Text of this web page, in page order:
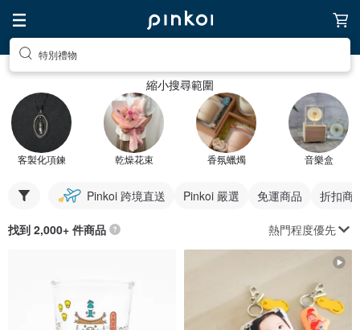
特別禮物
縮小搜尋範圍
客製化項鍊 乾燥花束 香氛蠟燭 音樂盒
Pinkoi 跨境直送 Pinkoi 嚴選 免運商品 折扣商
找到 2,000+ 件商品 熱門程度優先